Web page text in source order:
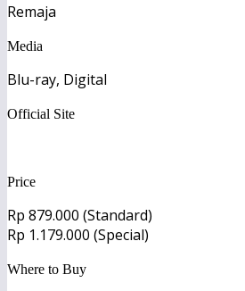
Remaja
Media
Blu-ray, Digital
Official Site
Price
Rp 879.000 (Standard)
Rp 1.179.000 (Special)
Where to Buy